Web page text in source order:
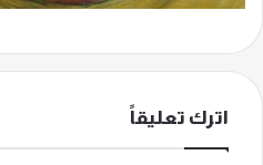
اترك تعليقاً